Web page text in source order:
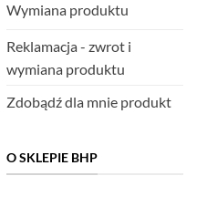
Wymiana produktu
Reklamacja - zwrot i
wymiana produktu
Zdobądź dla mnie produkt
O SKLEPIE BHP